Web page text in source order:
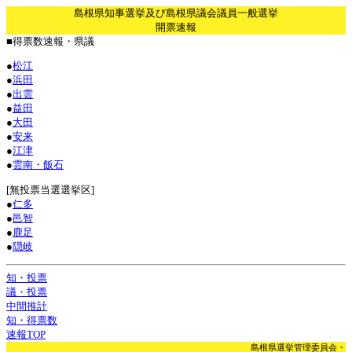
島根県知事選挙及び島根県議会議員一般選挙
開票速報
■得票数速報・県議
●松江
●浜田
●出雲
●益田
●大田
●安来
●江津
●雲南・飯石
[無投票当選選挙区]
●仁多
●邑智
● 鹿足
●隠岐
知・投票
議・投票
中間推計
知・得票数
速報TOP
島根県選挙管理委員会・